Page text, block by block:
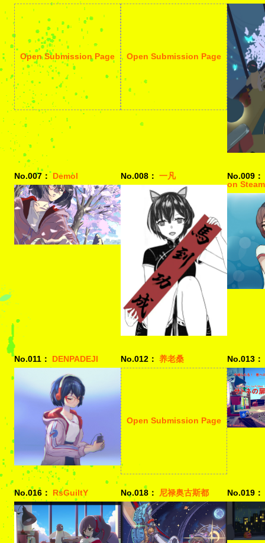
Open Submission Page Open Submission Page
No.007： Demol No.008： 一凡
No.009：
on
No.011： DENPADEJI No.012： 养老桑
Open Submission Page
No.013：
No.016： RsGuiltY No.018： 尼禄奥古斯都 No.019：